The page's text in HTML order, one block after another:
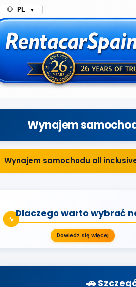
🌐 PL ▼
Wynajem
Wynajem samochodu all
Dlaczego warto wybrać
Dowiedz się więcej